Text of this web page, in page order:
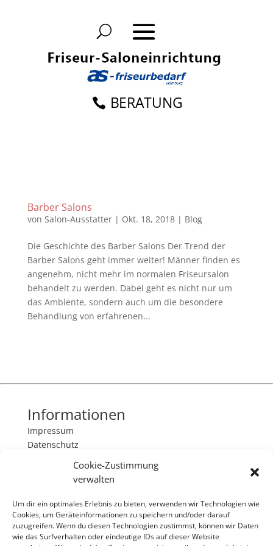
Cookie-Zustimmung
verwalten
Um dir ein optimales Erlebnis zu bieten, verwenden wir Technologien wie
Cookies, um Geräteinformationen zu speichern und/oder darauf
zuzugreifen. Wenn du diesen Technologien zustimmst, können wir Daten
wie das Surfverhalten oder eindeutige IDs auf dieser Website
BERATUNG
Barber Salons
von Salon-Ausstatter| Okt. 18, 2018| Blog
Die Geschichte des Barber Salons Der Trend der
Barber Salons geht immer weiter! Männer finden es
angenehm, nicht mehr im normalen Friseursalon
behandelt zu werden. Dabei geht es nicht nur um
das Ambiente, sondern auch um die besondere
Behandlung von erfahrenen...
Informationen
Impressum
Datenschutz
Kontakt
Bahrenfelder Chaussee 57
22761 Hamburg
040/8905263